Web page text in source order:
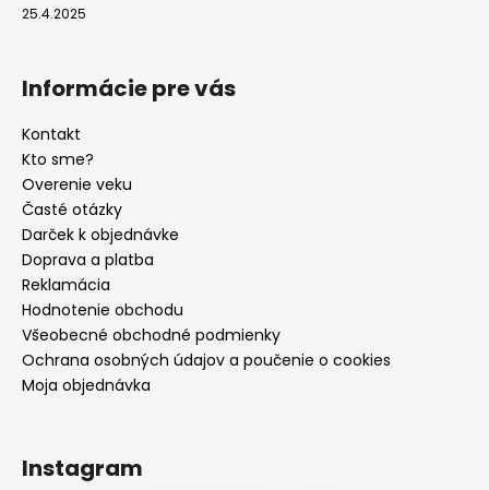
25.4.2025
Informácie pre vás
Kontakt
Kto sme?
Overenie veku
Časté otázky
Darček k objednávke
Doprava a platba
Reklamácia
Hodnotenie obchodu
Všeobecné obchodné podmienky
Ochrana osobných údajov a poučenie o cookies
Moja objednávka
Instagram